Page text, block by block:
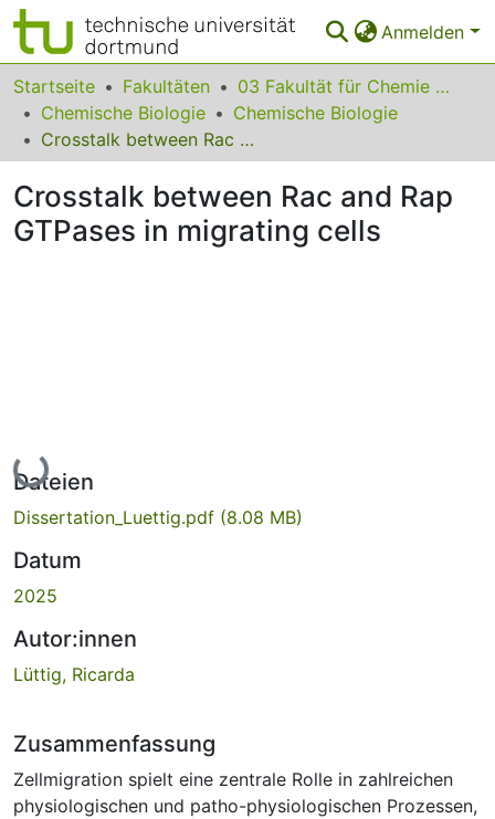
Anmelden
Bereiche & Sammlungen
Das gesamte Repositorium
FAQ
Startseite Fakultäten
03 Fakultät für Chemie und Chemische Biologie
Chemische Biologie
Chemische Biologie
Crosstalk between Rac and Rap GTPases in migrating cells
Crosstalk between Rac and Rap
GTPases in migrating cells
Lade...
Dateien
Dissertation_Luettig.pdf (8.08 MB)
Datum
2025
Autor:innen
Lüttig, Ricarda
Zusammenfassung
Zellmigration spielt eine zentrale Rolle in zahlreichen
physiologischen und patho-physiologischen Prozessen,